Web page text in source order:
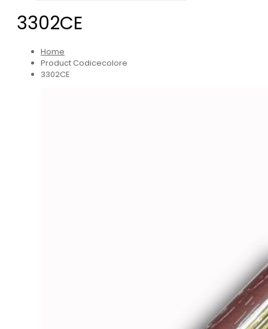
3302CE
Home
Product Codicecolore
3302CE